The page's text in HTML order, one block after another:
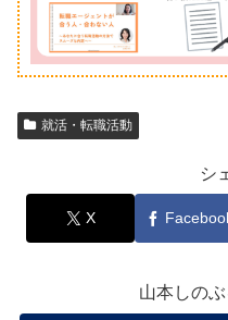
就活・転職活動
シ
X
山本しの